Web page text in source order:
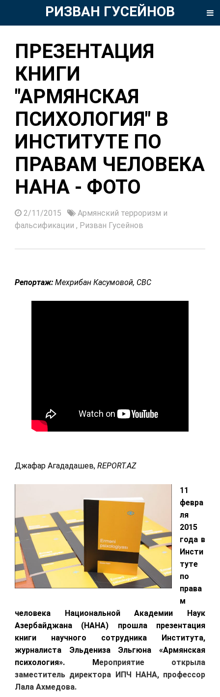
РИЗВАН ГУСЕЙНОВ
ПРЕЗЕНТАЦИЯ
КНИГИ
"АРМЯНСКАЯ
ПСИХОЛОГИЯ" В
ИНСТИТУТЕ ПО
ПРАВАМ ЧЕЛОВЕКА
НАНА - ФОТО
2/11/2015
Армянский терроризм и
фальсификации , Ризван Гусейнов
Репортаж: Мехрибан Касумовой, CBC
Джафар Агададашев, REPORT.AZ
11
февра
ля
2015
года в
Инсти
туте
по
права
м
человека Национальной Академии Наук
Азербайджана (НАНА) прошла презентация
книги научного сотрудника Института,
журналиста Эльдениза Эльгюна «Армянская
психология». Мероприятие открыла
заместитель директора ИПЧ НАНА, профессор
Лала Ахмедова.